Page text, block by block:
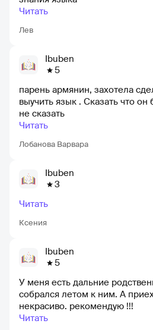
Лев
Читать
Ibuben
5
Лобанова Варвара
парень армянин, захотела
выучить язык . Сказать что
не сказать
Читать
Ibuben
3
Ксения
Читать
Ibuben
5
У меня есть дальние
собрался летом к ним. А
некрасиво. рекомендую !!!
Читать